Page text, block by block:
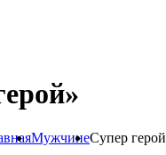
МужчинеСупер герой